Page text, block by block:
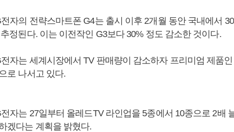
자의 전략스마트폰 G4는 출시 이후 2개월 동안 국내에서
정된다. 이는 이전작인 G3보다 30% 정도 감소한 것이다.
자는 세계시장에서 TV 판매량이 감소하자 프리미엄 제품
로 나서고 있다.
자는 27일부터 올레드TV 라인업을 5종에서 10종으로 2배
겠다는 계획을 밝혔다.